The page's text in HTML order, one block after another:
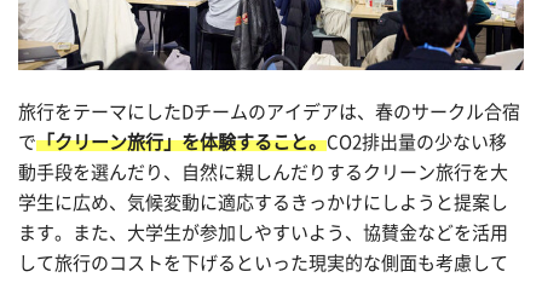
旅行をテーマにした Dチームのアイデアは、春のサークル合宿
で「クリーン旅行」を体験すること。CO2排出量の少ない移
動手段を選んだり、自然に親しんだりするクリーン旅行を大
学生に広め、気候変動に適応するきっかけにしようと提案し
ます。また、大学生が参加しやすいよう、協賛金などを活用
して旅行のコストを下げるといった現実的な側面も考慮して